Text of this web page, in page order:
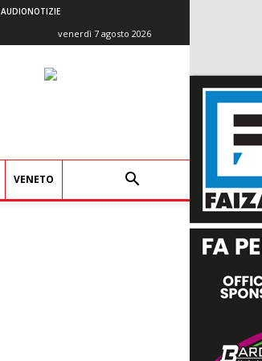
AUDIONOTIZIE
venerdì 7 agosto 2026
VENETO